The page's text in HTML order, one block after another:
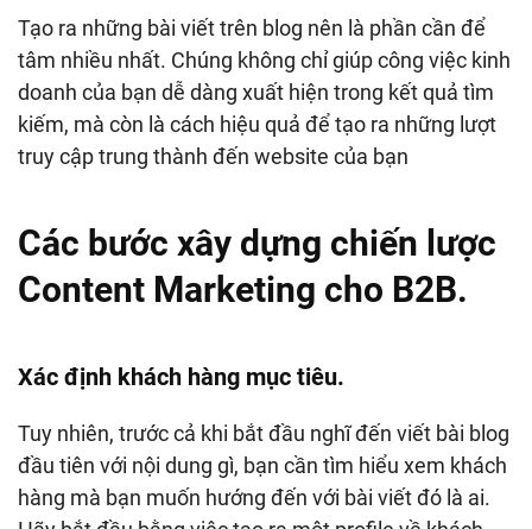
Tạo ra những bài viết trên blog nên là phần cần để
tâm nhiều nhất. Chúng không chỉ giúp công việc kinh
doanh của bạn dễ dàng xuất hiện trong kết quả tìm
kiếm, mà còn là cách hiệu quả để tạo ra những lượt
truy cập trung thành đến website của bạn
Các bước xây dựng chiến lược
Content Marketing cho B2B.
Xác định khách hàng mục tiêu.
Tuy nhiên, trước cả khi bắt đầu nghĩ đến viết bài blog
đầu tiên với nội dung gì, bạn cần tìm hiểu xem khách
hàng mà bạn muốn hướng đến với bài viết đó là ai.